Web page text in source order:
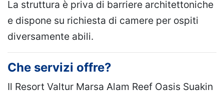
La struttura è priva di barriere architettoniche
e dispone su richiesta di camere per ospiti
diversamente abili.
Che servizi offre?
Il Resort Valtur Marsa Alam Reef Oasis Suakin